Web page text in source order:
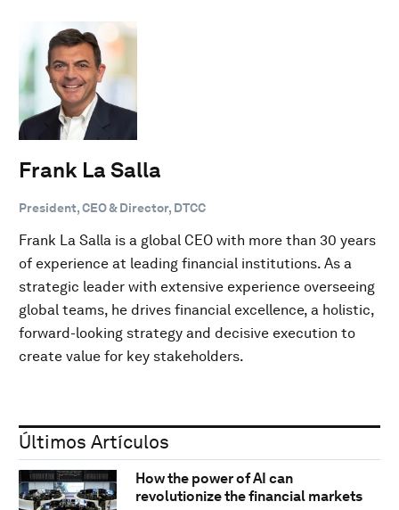
Frank La Salla
President, CEO & Director, DTCC
Frank La Salla is a global CEO with more than 30 years
of experience at leading financial institutions. As a
strategic leader with extensive experience overseeing
global teams, he drives financial excellence, a holistic,
forward-looking strategy and decisive execution to
create value for key stakeholders.
Últimos Artículos
How the power of AI can
revolutionize the financial markets